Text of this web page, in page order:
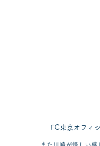
FC東京オフィ
また川崎が怪しい